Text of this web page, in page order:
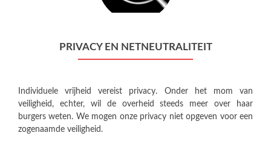
PRIVACY EN NETNEUTRALITEIT
Individuele vrijheid vereist privacy. Onder het mom van
veiligheid, echter, wil de overheid steeds meer over haar
burgers weten. We mogen onze privacy niet opgeven voor een
zogenaamde veiligheid.